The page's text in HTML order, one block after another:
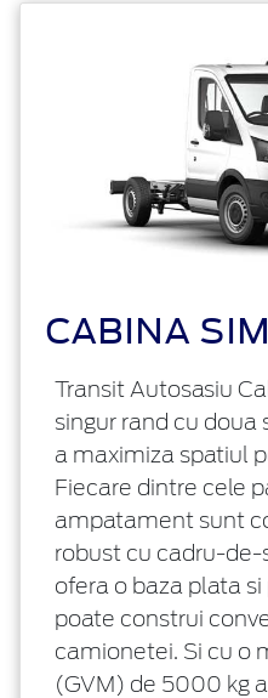
CABINA
Transit Autosasiu
singur rand cu doua
a maximiza spatiul
Fiecare dintre cele
ampatament sunt
robust cu cadru-de-
ofera o baza plata
poate construi
camionetei. Si cu o
(GVM) de 5000 kg